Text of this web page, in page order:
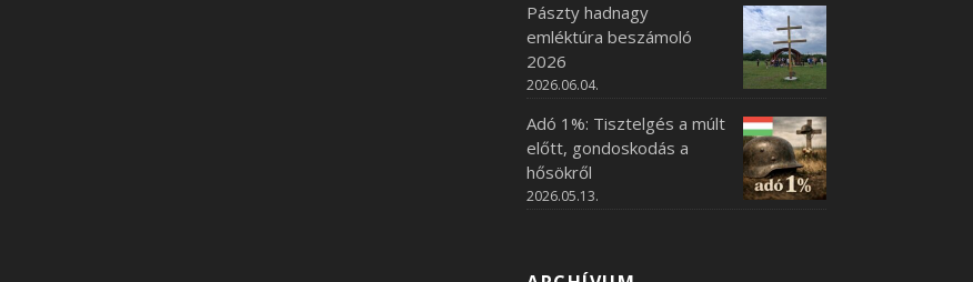
Pászty hadnagy
emléktúra beszámoló
2026
2026.06.04.
Adó 1%: Tisztelgés a múlt
előtt, gondoskodás a
hősökről
2026.05.13.